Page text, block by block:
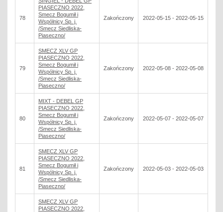
78
PIASECZNO 2022,
Smecz Bogumił i
Wspólnicy Sp. j.
/Smecz Siedliska-
Piaseczno/
Zakończony 2022-05-15 - 2022-05-15
79
SMECZ XLV GP
PIASECZNO 2022,
Smecz Bogumił i
Wspólnicy Sp. j.
/Smecz Siedliska-
Piaseczno/
Zakończony 2022-05-08 - 2022-05-08
80
MIXT - DEBEL GP
PIASECZNO 2022,
Smecz Bogumił i
Wspólnicy Sp. j.
/Smecz Siedliska-
Piaseczno/
Zakończony 2022-05-07 - 2022-05-07
81
SMECZ XLV GP
PIASECZNO 2022,
Smecz Bogumił i
Wspólnicy Sp. j.
/Smecz Siedliska-
Piaseczno/
Zakończony 2022-05-03 - 2022-05-03
SMECZ XLV GP
PIASECZNO 2022,